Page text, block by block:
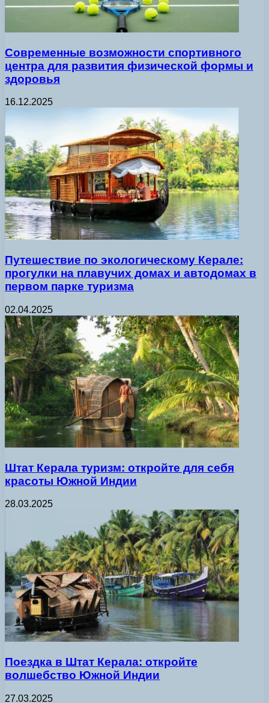
Современные возможности спортивного
центра для развития физической формы и
здоровья
16.12.2025
Путешествие по экологическому Керале:
прогулки на плавучих домах и автодомах в
первом парке туризма
02.04.2025
Штат Керала туризм: откройте для себя
красоты Южной Индии
28.03.2025
Поездка в Штат Керала: откройте
волшебство Южной Индии
27.03.2025